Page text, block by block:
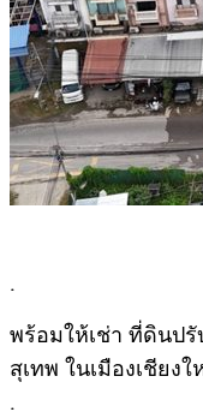
.
พร้อมให้เช่า ที่ดินป
สุเทพ ในเมืองเชียงใ
.